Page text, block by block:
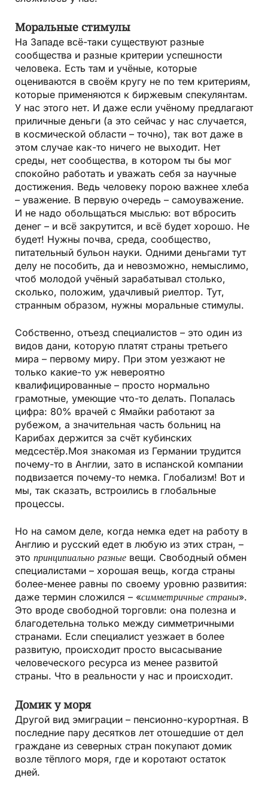
Моральные стимулы
На Западе всё-таки существуют разные
сообщества и разные критерии успешности
человека. Есть там и учёные, которые
оцениваются в своём кругу не по тем критериям,
которые применяются к биржевым спекулянтам.
У нас этого нет. И даже если учёному предлагают
приличные деньги (а это сейчас у нас случается,
в космической области – точно), так вот даже в
этом случае как-то ничего не выходит. Нет
среды, нет сообщества, в котором ты бы мог
спокойно работать и уважать себя за научные
достижения. Ведь человеку порою важнее хлеба
– уважение. В первую очередь – самоуважение.
И не надо обольщаться мыслью: вот вбросить
денег – и всё закрутится, и всё будет хорошо. Не
будет! Нужны почва, среда, сообщество,
питательный бульон науки. Одними деньгами тут
делу не пособить, да и невозможно, немыслимо,
чтоб молодой учёный зарабатывал столько,
сколько, положим, удачливый риелтор. Тут,
странным образом, нужны моральные стимулы.
Собственно, отъезд спе­циали­стов – это один из
видов дани, которую платят страны третьего
мира – первому миру. При этом уезжают не
только какие-то уж невероятно
квалифицированные – просто нормально
грамотные, умеющие что-то делать. Попалась
цифра: 80% врачей с Ямайки работают за
рубежом, а значительная часть больниц на
Карибах держится за счёт кубинских
медсестёр.Моя знакомая из Германии трудится
почему-то в Англии, зато в испанской компании
подвизается почему-то немка. Глобализм! Вот и
мы, так сказать, встроились в глобальные
процессы.
Но на самом деле, когда немка едет на работу в
Англию и русский едет в любую из этих стран, –
это принципиально разные вещи. Свободный обмен
специалистами – хорошая вещь, когда страны
более-менее равны по своему уровню развития:
даже термин сложился – «симметричные страны».
Это вроде свободной торговли: она полезна и
благодетельна только между симметричными
странами. Если специалист уезжает в более
развитую, происходит просто высасывание
человеческого ресурса из менее развитой
страны. Что в реальности у нас и происходит.
Домик у моря
Другой вид эмиграции – пенсионно-курортная. В
последние пару десятков лет отошедшие от дел
граждане из северных стран покупают домик
возле тёплого моря, где и коротают остаток
дней.